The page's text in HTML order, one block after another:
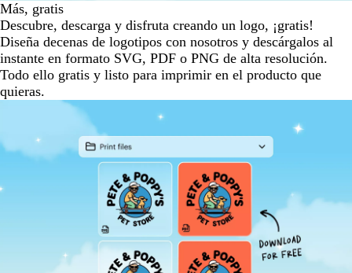
Más, gratis
Descubre, descarga y disfruta creando un logo, ¡gratis!
Diseña decenas de logotipos con nosotros y descárgalos al
instante en formato SVG, PDF o PNG de alta resolución.
Todo ello gratis y listo para imprimir en el producto que
quieras.